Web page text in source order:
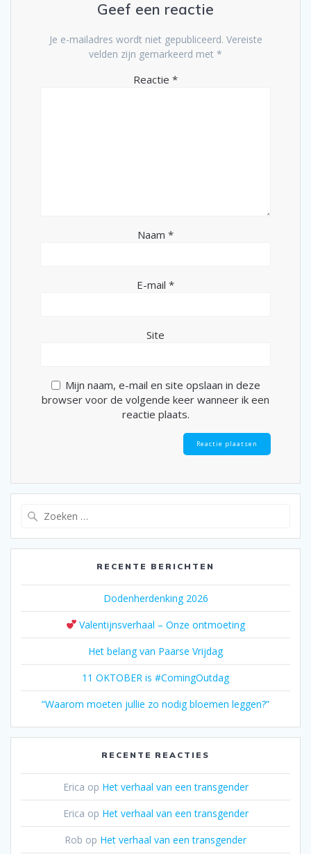
Geef een reactie
Je e-mailadres wordt niet gepubliceerd. Vereiste
velden zijn gemarkeerd met *
Reactie *
Naam *
E-mail *
Site
Mijn naam, e-mail en site opslaan in deze
browser voor de volgende keer wanneer ik een
reactie plaats.
RECENTE BERICHTEN
Dodenherdenking 2026
Valentijnsverhaal – Onze ontmoeting
Het belang van Paarse Vrijdag
11 OKTOBER is #ComingOutdag
“Waarom moeten jullie zo nodig bloemen leggen?”
RECENTE REACTIES
Erica op Het verhaal van een transgender
Erica op Het verhaal van een transgender
Rob op Het verhaal van een transgender